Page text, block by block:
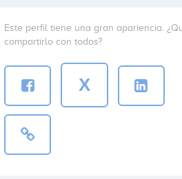
Este perfil tiene una gran apariencia.
compartirlo con todos?
X